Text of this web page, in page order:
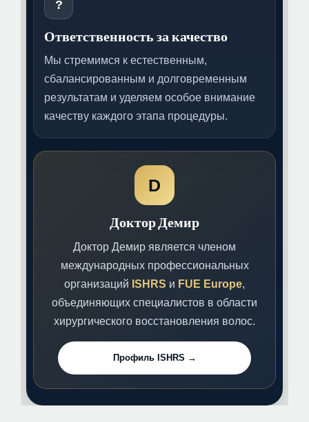
?
Ответственность за качество
Мы стремимся к естественным,
сбалансированным и долговременным
результатам и уделяем особое внимание
качеству каждого этапа процедуры.
D
Доктор Демир
Доктор Демир является членом
международных профессиональных
организаций ISHRS и FUE Europe,
объединяющих специалистов в области
хирургического восстановления волос.
Профиль ISHRS →